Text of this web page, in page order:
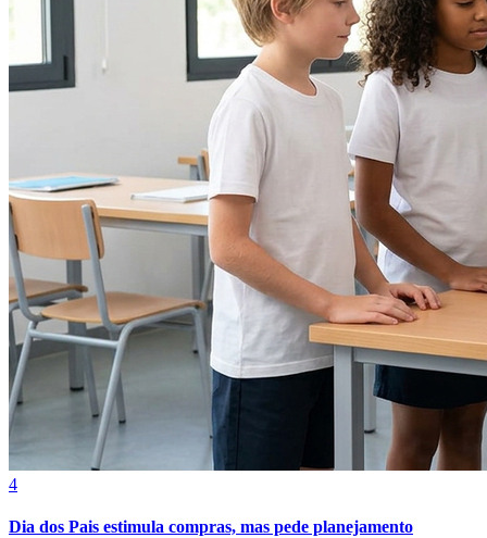
Bahia
4
Dia dos Pais estimula compras, mas pede planejamento